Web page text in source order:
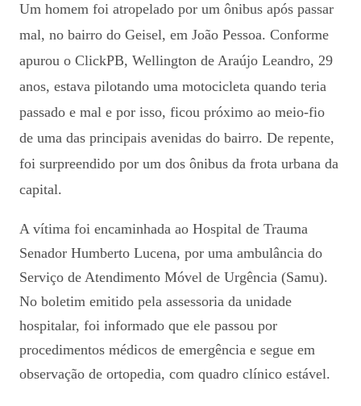
Um homem foi atropelado por um ônibus após passar
mal, no bairro do Geisel, em João Pessoa. Conforme
apurou o ClickPB, Wellington de Araújo Leandro, 29
anos, estava pilotando uma motocicleta quando teria
passado e mal e por isso, ficou próximo ao meio-fio
de uma das principais avenidas do bairro. De repente,
foi surpreendido por um dos ônibus da frota urbana da
capital.
A vítima foi encaminhada ao Hospital de Trauma
Senador Humberto Lucena, por uma ambulância do
Serviço de Atendimento Móvel de Urgência (Samu).
No boletim emitido pela assessoria da unidade
hospitalar, foi informado que ele passou por
procedimentos médicos de emergência e segue em
observação de ortopedia, com quadro clínico estável.